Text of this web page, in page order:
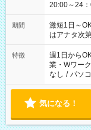
20:00～24：
シフトもご
期間
激短1日～
はアナタ次第
特徴 週1日から
業・Wワー
なし / パソ
気になる！